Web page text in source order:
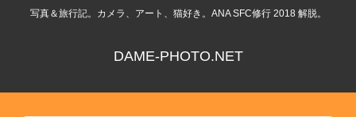
写真＆旅行記。カメラ、アート、猫好き。ANA SFC修行 2018 解脱。
DAME-PHOTO.NET